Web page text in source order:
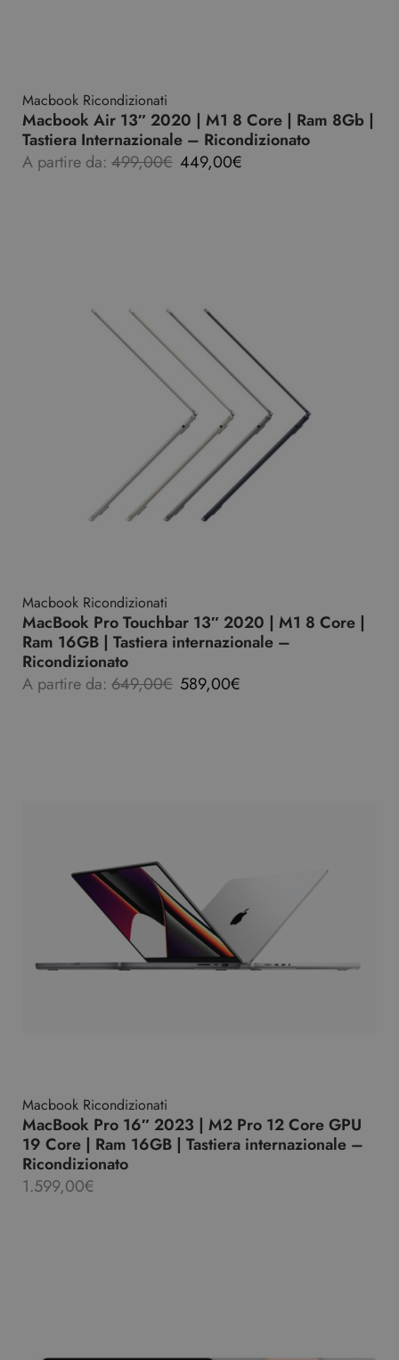
Macbook Ricondizionati
Macbook Air 13″ 2020 | M1 8 Core | Ram 8Gb |
Tastiera Internazionale – Ricondizionato
A partire da: 499,00€ 449,00€
Macbook Ricondizionati
MacBook Pro Touchbar 13″ 2020 | M1 8 Core |
Ram 16GB | Tastiera internazionale –
Ricondizionato
A partire da: 649,00€ 589,00€
Macbook Ricondizionati
MacBook Pro 16″ 2023 | M2 Pro 12 Core GPU
19 Core | Ram 16GB | Tastiera internazionale –
Ricondizionato
1.599,00€